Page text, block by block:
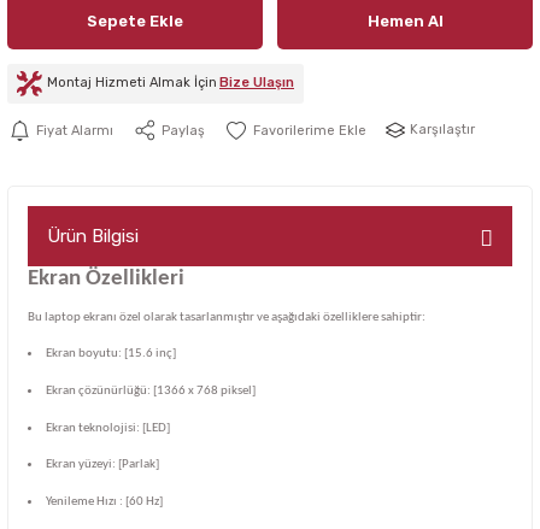
Sepete Ekle Hemen Al
Montaj Hizmeti Almak İçin Bize Ulaşın
Fiyat Alarmı Paylaş Karşılaştır
Ürün Bilgisi
Ekran Özellikleri
Bu laptop ekranı özel olarak tasarlanmıştır ve aşağıdaki özelliklere sahiptir:
Ekran boyutu: [15.6 inç]
Ekran çözünürlüğü: [1366 x 768 piksel]
Ekran teknolojisi: [LED]
Ekran yüzeyi: [Parlak]
Yenileme Hızı : [60 Hz]